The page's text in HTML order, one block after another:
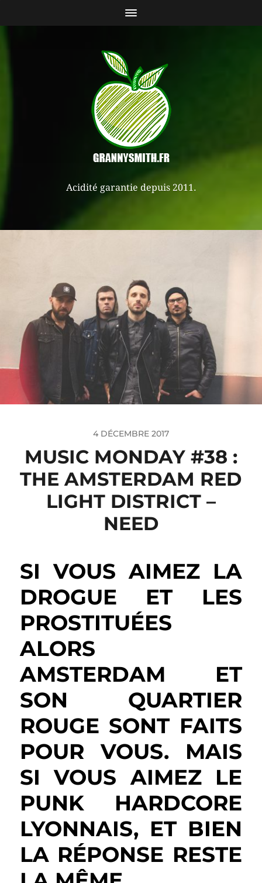
Acidité garantie depuis 2011.
4 DÉCEMBRE 2017
MUSIC MONDAY #38 :
THE AMSTERDAM RED
LIGHT DISTRICT –
NEED
SI VOUS AIMEZ LA
DROGUE ET LES
PROSTITUÉES
ALORS
AMSTERDAM ET
SON QUARTIER
ROUGE SONT FAITS
POUR VOUS. MAIS
SI VOUS AIMEZ LE
PUNK HARDCORE
LYONNAIS, ET BIEN
LA RÉPONSE RESTE